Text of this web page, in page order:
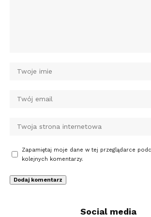
Zapamiętaj moje dane w tej przeglądarce
kolejnych komentarzy.
Social media